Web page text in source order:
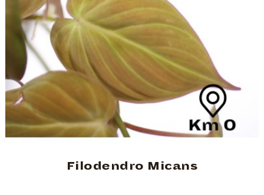
Filodendro Micans